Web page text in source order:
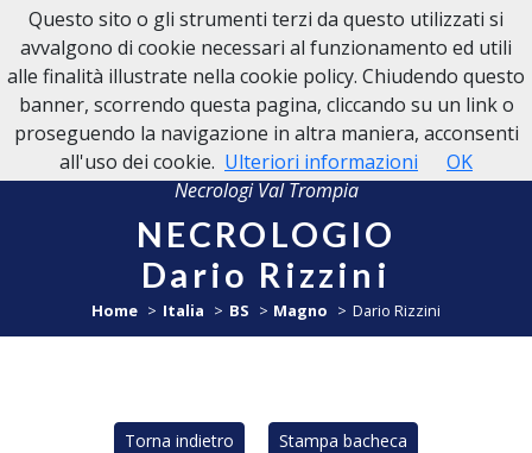
NECROLOGI VAL TROMPIA
Necrologi Val Trompia
NECROLOGIO
Dario Rizzini
Home Italia BS Magno Dario Rizzini
Torna indietro Stampa bacheca
Questo sito o gli strumenti terzi da questo utilizzati si
avvalgono di cookie necessari al funzionamento ed utili
alle finalità illustrate nella cookie policy. Chiudendo questo
banner, scorrendo questa pagina, cliccando su un link o
proseguendo la navigazione in altra maniera, acconsenti
all'uso dei cookie. Ulteriori informazioni OK